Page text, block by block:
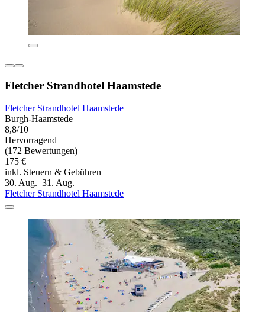
Fletcher Strandhotel Haamstede
Fletcher Strandhotel Haamstede
Burgh-Haamstede
8,8/10
Hervorragend
(172 Bewertungen)
175 €
inkl. Steuern & Gebühren
30. Aug.–31. Aug.
Fletcher Strandhotel Haamstede